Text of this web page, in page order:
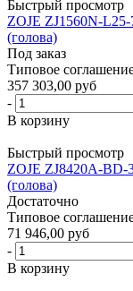
Быстрый просмотр
ZOJE ZJ1560N-
(голова)
Под заказ
Типовое
357 303,00 руб
-
В корзину
Быстрый просмотр
ZOJE ZJ8420A-
(голова)
Достаточно
Типовое
71 946,00 руб
-
В корзину